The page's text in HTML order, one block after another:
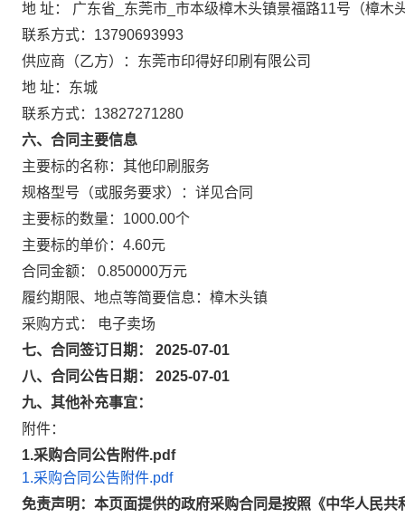
地 址： 广东省_东莞市_市本级樟木头镇景福路11号（樟木
联系方式：13790693993
供应商（乙方）：东莞市印得好印刷有限公司
地 址：东城
联系方式：13827271280
六、合同主要信息
主要标的名称：其他印刷服务
规格型号（或服务要求）：详见合同
主要标的数量：1000.00个
主要标的单价：4.60元
合同金额： 0.850000万元
履约期限、地点等简要信息：樟木头镇
采购方式： 电子卖场
七、合同签订日期： 2025-07-01
八、合同公告日期： 2025-07-01
九、其他补充事宜：
附件：
1.采购合同公告附件.pdf
1.采购合同公告附件.pdf
免责声明：本页面提供的政府采购合同是按照《中华人民